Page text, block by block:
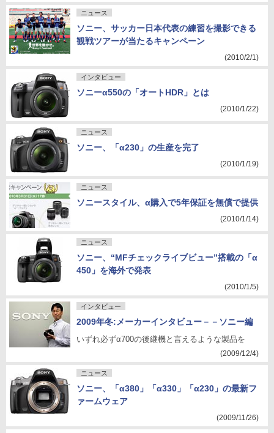
ニュース
ソニー、サッカー日本代表の練習を撮影できる
観戦ツアーが当たるキャンペーン
(2010/2/1)
インタビュー
ソニーα550の「オートHDR」とは
(2010/1/22)
ニュース
ソニー、「α230」の生産を完了
(2010/1/19)
ニュース
ソニースタイル、α購入で5年保証を無償で提供
(2010/1/14)
ニュース
ソニー、“MFチェックライブビュー”搭載の「α
450」を海外で発表
(2010/1/5)
インタビュー
2009年冬:メーカーインタビュー－－ソニー編
いずれ必ずα700の後継機と言えるような製品を
(2009/12/4)
ニュース
ソニー、「α380」「α330」「α230」の最新フ
ァームウェア
(2009/11/26)